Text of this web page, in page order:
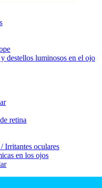
destellos luminosos en el ojo
retina
Irritantes oculares
en los ojos